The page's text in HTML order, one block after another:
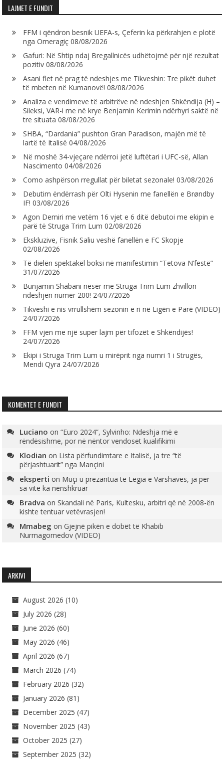
LAJMET E FUNDIT
FFM i qëndron besnik UEFA-s, Çeferin ka përkrahjen e plotë
nga Omeragiç 08/08/2026
Gafuri: Në Shtip ndaj Bregallnicës udhëtojmë për një rezultat
pozitiv 08/08/2026
Asani flet në prag të ndeshjes me Tikveshin: Tre pikët duhet
të mbeten në Kumanovë! 08/08/2026
Analiza e vendimeve të arbitrëve në ndeshjen Shkëndija (H) –
Sileksi, VAR-i me në krye Benjamin Kerimin ndërhyri saktë në
tre situata 08/08/2026
SHBA, “Dardania” pushton Gran Paradison, majën më të
lartë të Italisë 04/08/2026
Në moshë 34-vjeçare ndërroi jetë luftëtari i UFC-së, Allan
Nascimento 04/08/2026
Como ashpërson rregullat për biletat sezonale! 03/08/2026
Debutim ëndërrash për Olti Hysenin me fanellën e Brøndby
IF! 03/08/2026
Agon Demiri me vetëm 16 vjet e 6 ditë debutoi me ekipin e
parë të Struga Trim Lum 02/08/2026
Ekskluzive, Fisnik Saliu veshë fanellën e FC Skopje
02/08/2026
Të dielën spektakël boksi në manifestimin “Tetova N’festë”
31/07/2026
Bunjamin Shabani nesër me Struga Trim Lum zhvillon
ndeshjen numër 200! 24/07/2026
Tikveshi e nis vrrullshëm sezonin e ri në Ligën e Parë (VIDEO)
24/07/2026
FFM vjen me një super lajm për tifozët e Shkëndijës!
24/07/2026
Ekipi i Struga Trim Lum u mirëprit nga numri 1 i Strugës,
Mendi Qyra 24/07/2026
KOMENTET E FUNDIT
Luciano on“Euro 2024”, Sylvinho: Ndeshja më e
rëndësishme, por në nëntor vendoset kualifikimi
Klodian on Lista përfundimtare e Italisë, ja tre “të
përjashtuarit” nga Mançini
eksperti on Muçi u prezantua te Legia e Varshavës, ja për
sa vite ka nënshkruar
Bradva onSkandali në Paris, Kultesku, arbitri që në 2008-ën
kishte tentuar vetëvrasjen!
Mmabeg onGjejnë pikën e dobët të Khabib
Nurmagomedov (VIDEO)
ARKIVI
August 2026 (10)
July 2026 (28)
June 2026 (60)
May 2026 (46)
April 2026 (67)
March 2026 (74)
February 2026 (32)
January 2026 (81)
December 2025 (47)
November 2025 (43)
October 2025 (27)
September 2025 (32)